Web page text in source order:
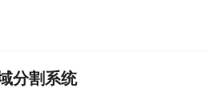
分割系统